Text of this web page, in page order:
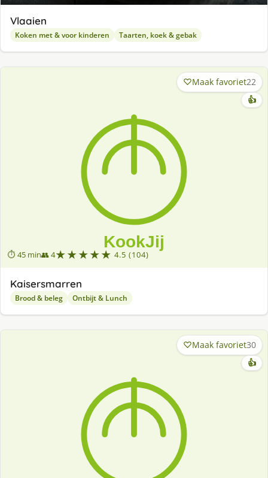
Vlaaien
Koken met & voor kinderen Taarten, koek & gebak
⏱ 45 min👥 4★★★★★ 4.5 (104)
Maak favoriet22
👍
Kaisersmarren
Brood & beleg Ontbijt & Lunch
Maak favoriet30
👍